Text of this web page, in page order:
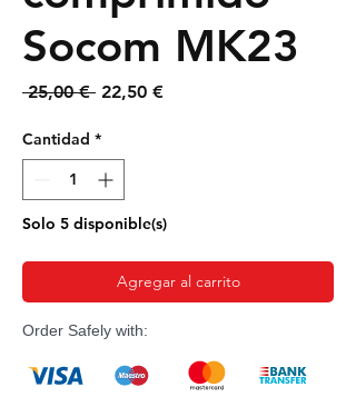
Socom MK23
25,00 € Precio
22,50 €Precio
Cantidad *
Solo 5 disponible(s)
Agregar al carrito
Order Safely with: